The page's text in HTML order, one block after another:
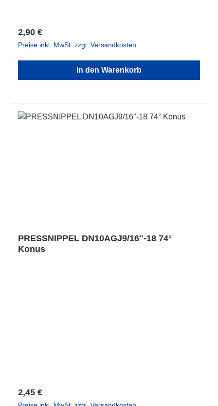
Regulärer Preis:
2,90 €
Preise inkl. MwSt. zzgl. Versandkosten
In den Warenkorb
PRESSNIPPEL DN10AGJ9/16"-18 74°
Konus
Regulärer Preis:
2,45 €